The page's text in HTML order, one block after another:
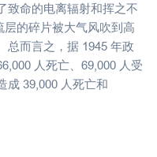
致命的电离辐射和挥之不
的碎片被大气风吹到高
总而言之，据 1945 年政
人死亡、69,000 人受
成 39,000 人死亡和